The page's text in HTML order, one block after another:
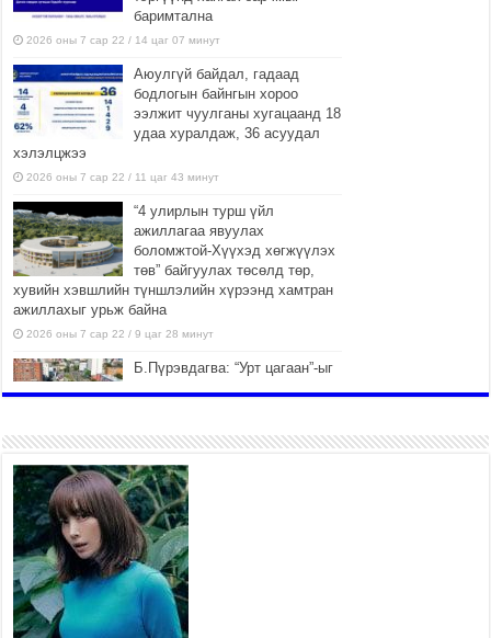
баримтална
2026 оны 7 сар 22 / 14 цаг 07 минут
Аюулгүй байдал, гадаад
бодлогын байнгын хороо
ээлжит чуулганы хугацаанд 18
удаа хуралдаж, 36 асуудал
хэлэлцжээ
2026 оны 7 сар 22 / 11 цаг 43 минут
“4 улирлын турш үйл
ажиллагаа явуулах
боломжтой-Хүүхэд хөгжүүлэх
төв” байгуулах төсөлд төр,
хувийн хэвшлийн түншлэлийн хүрээнд хамтран
ажиллахыг урьж байна
2026 оны 7 сар 22 / 9 цаг 28 минут
Б.Пүрэвдагва: “Урт цагаан”-ыг
2026 оны 7 сар 21 / 16 цаг 47 минут
Тусгай замын автобус /BRT/
төслийн удирдах хорооны
ээлжит хуралдаан боллоо
2026 оны 7 сар 21 / 16 цаг 43 минут
Ерөнхий сайд Н.Учрал БНХАУ-
аас Монгол Улсад суугаа
Элчин сайд Шэнь